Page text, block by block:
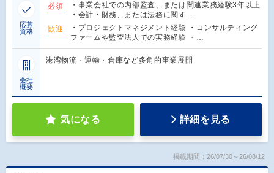
応募
資格
必須
・事業会社での内部監査、または関連業務経験3年以上
・会計・財務、または法務に関す…
歓迎
・プロジェクトマネジメント経験 ・コンサルティング
ファームや監査法人での実務経験 ・…
会社
概要
港湾物流・運輸・倉庫など多角的事業展開
気になる 詳細を見る
掲載期間：26/07/30～26/08/12